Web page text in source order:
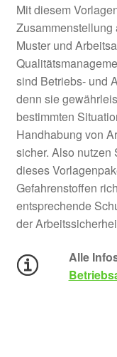
Mit diesem
Muster und
sind Betriebs- und
denn sie
bestimmten
Handhabung von
sicher. Also nutzen
dieses
Gefahrenstoffen
entsprechende
der
Alle